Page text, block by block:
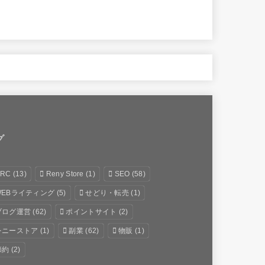
(13) Reny Store (1) SEO (58)
ライティング (5) せどり・転売 (1)
ログ運営 (62) ポイントサイト (2)
ニーストア (1) 副業 (62) 物販 (1)
約 (2)